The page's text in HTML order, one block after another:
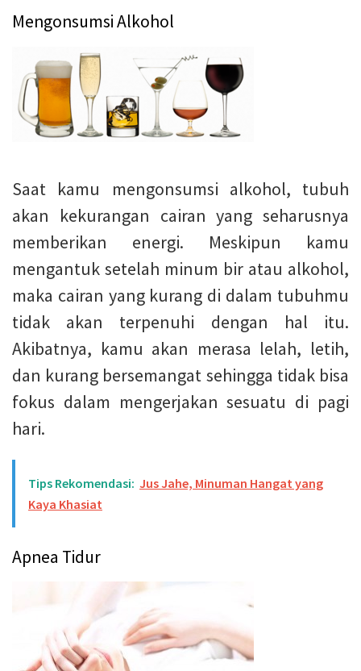
Mengonsumsi Alkohol
Saat kamu mengonsumsi alkohol, tubuh
akan kekurangan cairan yang seharusnya
memberikan energi. Meskipun kamu
mengantuk setelah minum bir atau alkohol,
maka cairan yang kurang di dalam tubuhmu
tidak akan terpenuhi dengan hal itu.
Akibatnya, kamu akan merasa lelah, letih,
dan kurang bersemangat sehingga tidak bisa
fokus dalam mengerjakan sesuatu di pagi
hari.
Tips Rekomendasi: Jus Jahe, Minuman Hangat yang
Kaya Khasiat
Apnea Tidur